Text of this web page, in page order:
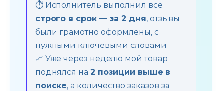
⏱️ Исполнитель выполнил всё
строго в срок — за 2 дня, отзывы
были грамотно оформлены, с
нужными ключевыми словами.
📈 Уже через неделю мой товар
поднялся на 2 позиции выше в
поиске, а количество заказов за